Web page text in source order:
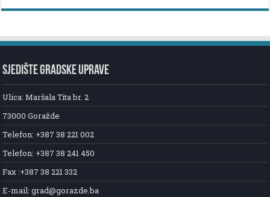
SJEDIŠTE GRADSKE UPRAVE
Ulica: Maršala Tita br. 2
73000 Goražde
Telefon: +387 38 221 002
Telefon: +387 38 241 450
Fax :+387 38 221 332
E-mail: grad@gorazde.ba